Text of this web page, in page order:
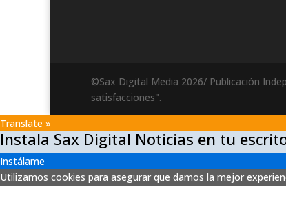
©Sax Digital Media 2026/ Publicación
satisfacciones".
Translate »
Instala Sax Digital Noticias en tu
Instálame
Utilizamos cookies para asegurar que damos la mejor